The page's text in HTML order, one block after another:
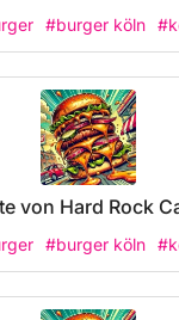
#burger köln
von Hard Rock
#burger köln